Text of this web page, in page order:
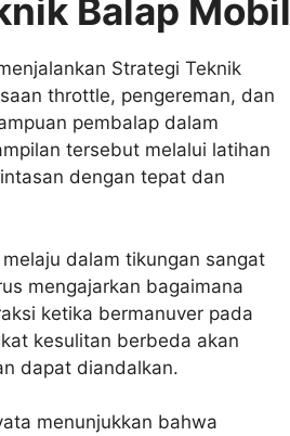
Balap Mobil
Strategi Teknik
throttle, pengereman, dan
pembalap dalam
tersebut melalui latihan
dengan tepat dan
dalam tikungan sangat
mengajarkan bagaimana
ketika bermanuver pada
kesulitan berbeda akan
dapat diandalkan.
menunjukkan bahwa